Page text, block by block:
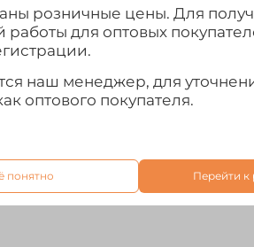
розничные цены. Для
работы для оптовых
наш менеджер, для
оптового покупателя.
понятно Перейти к